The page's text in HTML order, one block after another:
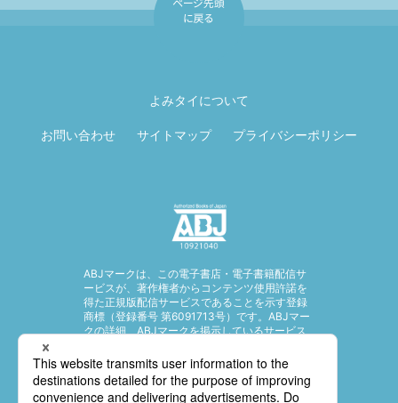
よみタイについて
お問い合わせ サイトマップ プライバシーポリシー
ABJマークは、この電子書店・電子書籍配信サ
ービスが、著作権者からコンテンツ使用許諾を
得た正規版配信サービスであることを示す登録
商標（登録番号 第6091713号）です。ABJマー
クの詳細、ABJマークを掲示しているサービス